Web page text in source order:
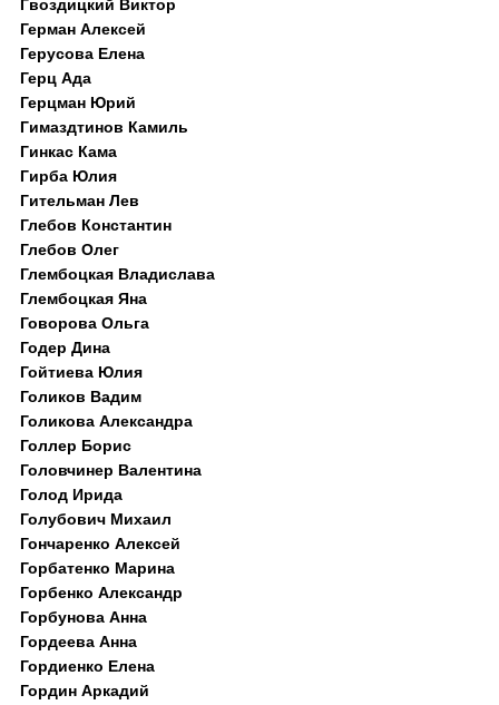
Гвоздицкий Виктор
Герман Алексей
Герусова Елена
Герц Ада
Герцман Юрий
Гимаздтинов Камиль
Гинкас Кама
Гирба Юлия
Гительман Лев
Глебов Константин
Глебов Олег
Глембоцкая Владислава
Глембоцкая Яна
Говорова Ольга
Годер Дина
Гойтиева Юлия
Голиков Вадим
Голикова Александра
Голлер Борис
Головчинер Валентина
Голод Ирида
Голубович Михаил
Гончаренко Алексей
Горбатенко Марина
Горбенко Александр
Горбунова Анна
Гордеева Анна
Гордиенко Елена
Гордин Аркадий